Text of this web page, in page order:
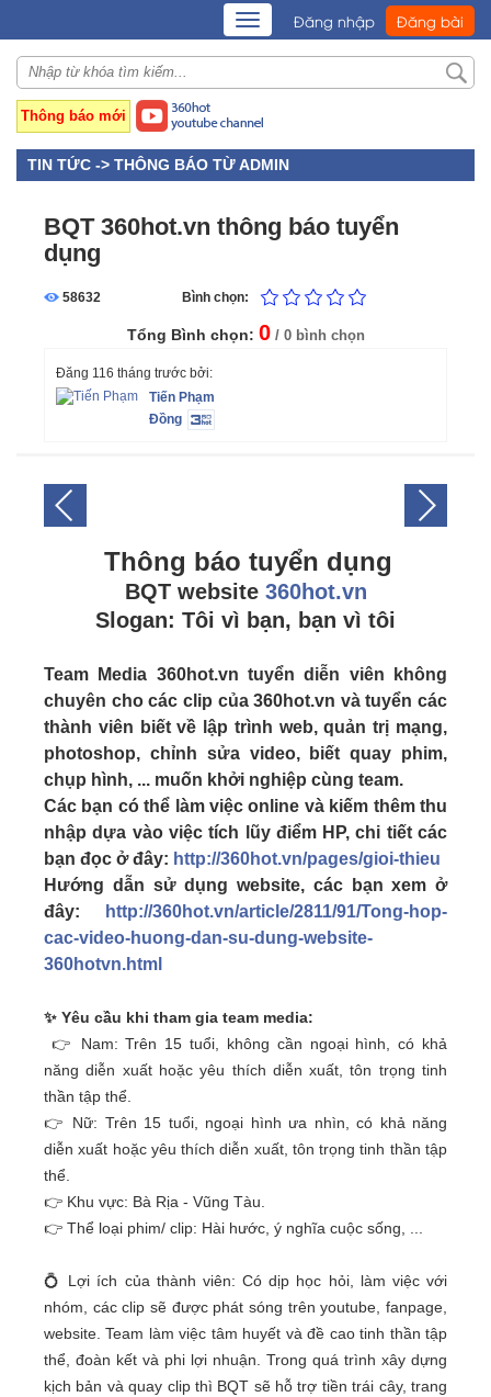
TOGGLE
NAVIGATION
Đăng nhập Đăng bài
Thông báo mới
TIN TỨC -> THÔNG BÁO TỪ ADMIN
BQT 360hot.vn thông báo tuyển
dụng
58632 Bình chọn:
Tổng Bình chọn: 0 / 0 bình chọn
Đăng 116 tháng trước bởi:
Tiến Phạm
Đồng
Thông báo tuyển dụng
BQT website 360hot.vn
Slogan: Tôi vì bạn, bạn vì tôi
Team Media 360hot.vn tuyển diễn viên không
chuyên cho các clip của 360hot.vn và tuyển các
thành viên biết về lập trình web, quản trị mạng,
photoshop, chỉnh sửa video, biết quay phim,
chụp hình, ... muốn khởi nghiệp cùng team.
Các bạn có thể làm việc online và kiếm thêm thu
nhập dựa vào việc tích lũy điểm HP, chi tiết các
bạn đọc ở đây: http://360hot.vn/pages/gioi-thieu
Hướng dẫn sử dụng website, các bạn xem ở
đây:
http://360hot.vn/article/2811/91/Tong-hop-
cac-video-huong-dan-su-dung-website-
360hotvn.html
✨ Yêu cầu khi tham gia team media:
👉 Nam: Trên 15 tuổi, không cần ngoại hình, có khả
năng diễn xuất hoặc yêu thích diễn xuất, tôn trọng tinh
thần tập thể.
👉 Nữ: Trên 15 tuổi, ngoại hình ưa nhìn, có khả năng
diễn xuất hoặc yêu thích diễn xuất, tôn trọng tinh thần tập
thể.
👉 Khu vực: Bà Rịa - Vũng Tàu.
👉 Thể loại phim/ clip: Hài hước, ý nghĩa cuộc sống, ...
💍 Lợi ích của thành viên: Có dịp học hỏi, làm việc với
nhóm, các clip sẽ được phát sóng trên youtube, fanpage,
website. Team làm việc tâm huyết và đề cao tinh thần tập
thể, đoàn kết và phi lợi nhuận. Trong quá trình xây dựng
kịch bản và quay clip thì BQT sẽ hỗ trợ tiền trái cây, trang